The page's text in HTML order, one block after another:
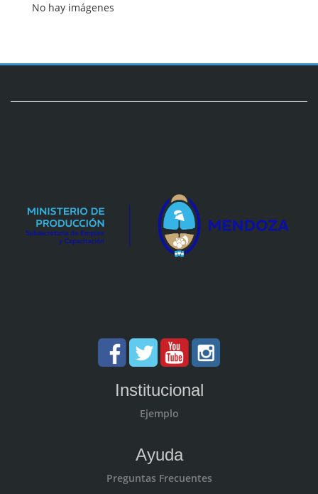
No hay imágenes
Institucional
Ejemplo
Ayuda
Preguntas Frecuentes